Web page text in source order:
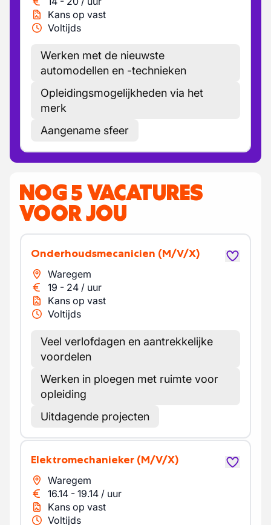
Kans op vast
Voltijds
Werken met de nieuwste
automodellen en -technieken
Opleidingsmogelijkheden via het
merk
Aangename sfeer
NOG 5 VACATURES
VOOR JOU
Onderhoudsmecanicien (M/V/X)
Waregem
19 - 24 / uur
Kans op vast
Voltijds
Veel verlofdagen en aantrekkelijke
voordelen
Werken in ploegen met ruimte voor
opleiding
Uitdagende projecten
Elektromechanieker (M/V/X)
Waregem
16.14 - 19.14 / uur
Kans op vast
Voltijds